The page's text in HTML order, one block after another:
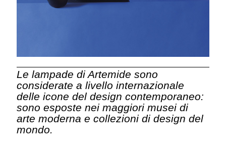
Le lampade di Artemide sono
considerate a livello internazionale
delle icone del design contemporaneo:
sono esposte nei maggiori musei di
arte moderna e collezioni di design del
mondo.